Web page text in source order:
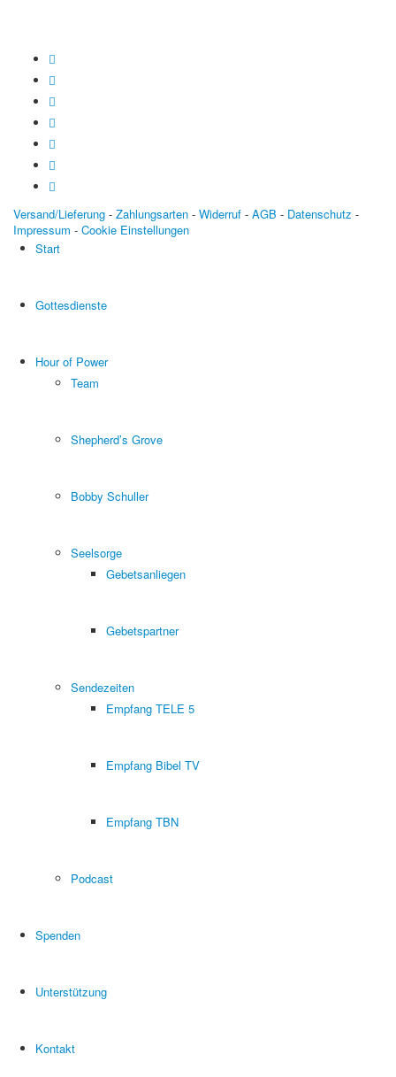
Versand/Lieferung - Zahlungsarten - Widerruf - AGB - Datenschutz -
Impressum - Cookie Einstellungen
Start
Gottesdienste
Hour of Power
Team
Shepherd’s Grove
Bobby Schuller
Seelsorge
Gebetsanliegen
Gebetspartner
Sendezeiten
Empfang TELE 5
Empfang Bibel TV
Empfang TBN
Podcast
Spenden
Unterstützung
Kontakt